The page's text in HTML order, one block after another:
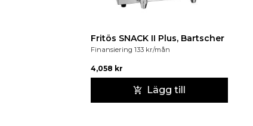
Fritös SNACK II Plus, Bartscher
Finansiering 133 kr/mån
4,058 kr
Lägg till